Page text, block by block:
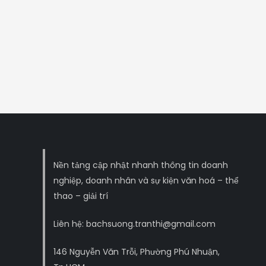
Nền tảng cập nhật nhanh thông tin doanh
nghiệp, doanh nhân và sự kiện văn hoá – thể
thao – giải trí
Liên hệ: bachsuong.tranthi@gmail.com
146 Nguyễn Văn Trỗi, Phường Phú Nhuận,